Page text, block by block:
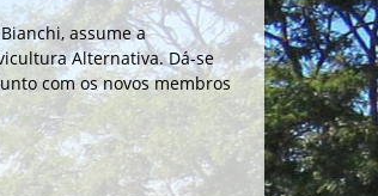
assume a
Alternativa. Dá-se
com os novos membros